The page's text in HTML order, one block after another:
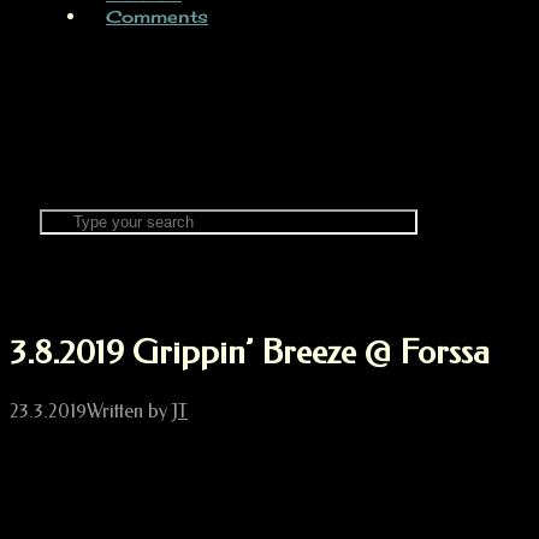
Comments
3.8.2019 Grippin’ Breeze @ Forssa
23.3.2019Written byJT